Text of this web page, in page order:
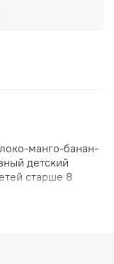
манго-банан-
детский
старше 8